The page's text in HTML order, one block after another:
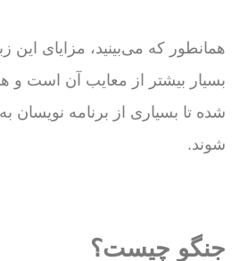
همانطور که می‌بینید، مزایای این
بسیار بیشتر از معایب آن است و
شده تا بسیاری از برنامه
شوند.
جنگو چیست؟